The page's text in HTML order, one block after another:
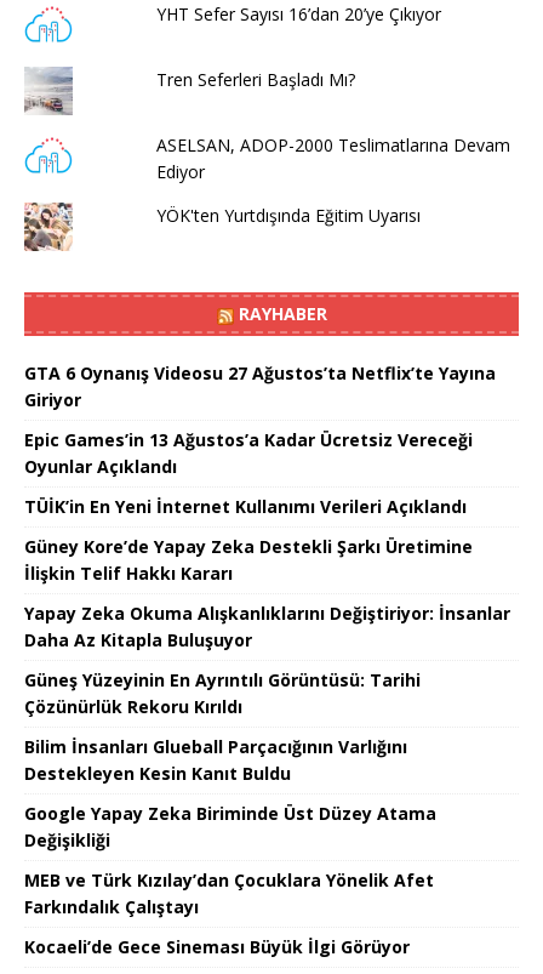
YHT Sefer Sayısı 16’dan 20’ye Çıkıyor
Tren Seferleri Başladı Mı?
ASELSAN, ADOP-2000 Teslimatlarına Devam
Ediyor
YÖK'ten Yurtdışında Eğitim Uyarısı
RAYHABER
GTA 6 Oynanış Videosu 27 Ağustos’ta Netflix’te Yayına
Giriyor
Epic Games’in 13 Ağustos’a Kadar Ücretsiz Vereceği
Oyunlar Açıklandı
TÜİK’in En Yeni İnternet Kullanımı Verileri Açıklandı
Güney Kore’de Yapay Zeka Destekli Şarkı Üretimine
İlişkin Telif Hakkı Kararı
Yapay Zeka Okuma Alışkanlıklarını Değiştiriyor: İnsanlar
Daha Az Kitapla Buluşuyor
Güneş Yüzeyinin En Ayrıntılı Görüntüsü: Tarihi
Çözünürlük Rekoru Kırıldı
Bilim İnsanları Glueball Parçacığının Varlığını
Destekleyen Kesin Kanıt Buldu
Google Yapay Zeka Biriminde Üst Düzey Atama
Değişikliği
MEB ve Türk Kızılay’dan Çocuklara Yönelik Afet
Farkındalık Çalıştayı
Kocaeli’de Gece Sineması Büyük İlgi Görüyor